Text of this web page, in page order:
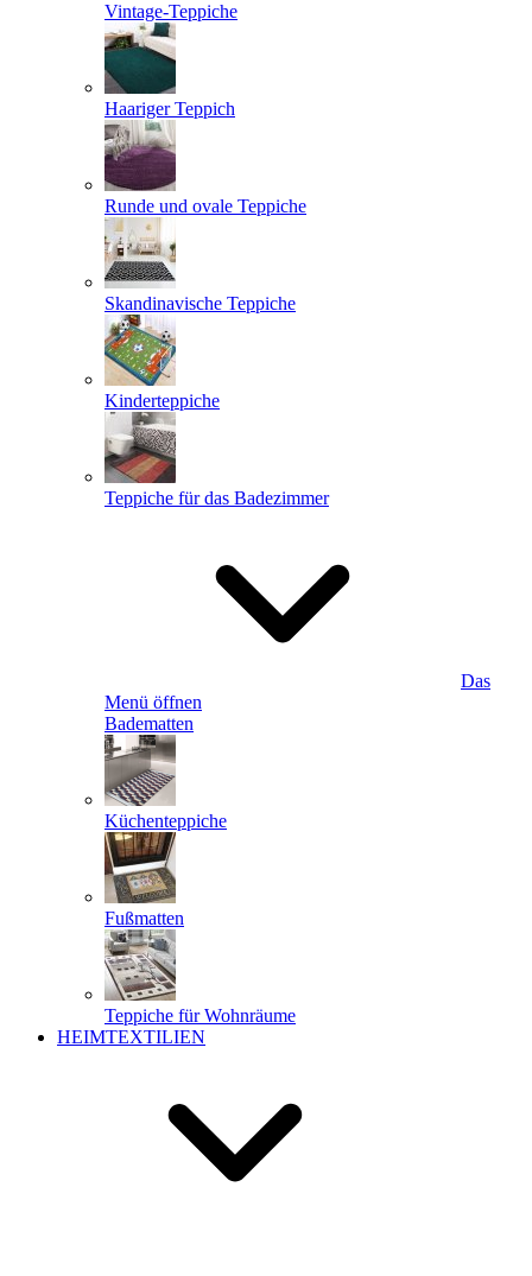
Vintage-Teppiche
Haariger Teppich
Runde und ovale Teppiche
Skandinavische Teppiche
Kinderteppiche
Teppiche für das Badezimmer
Das
Menü öffnen
Badematten
Küchenteppiche
Fußmatten
Teppiche für Wohnräume
HEIMTEXTILIEN